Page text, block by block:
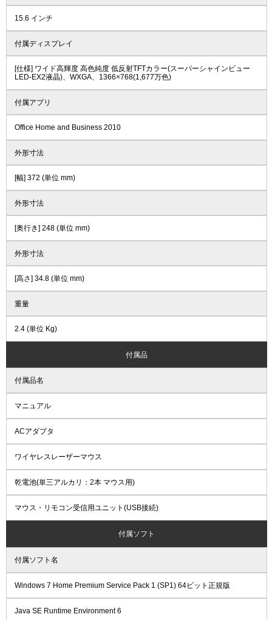
15.6 インチ
付属ディスプレイ
[仕様] ワイド高輝度 高色純度 低反射TFTカラー(スーパーシャインビュー
LED-EX2液晶)、WXGA、1366×768(1,677万色)
付属アプリ
Office Home and Business 2010
外形寸法
[幅] 372 (単位 mm)
外形寸法
[奥行き] 248 (単位 mm)
外形寸法
[高さ] 34.8 (単位 mm)
重量
2.4 (単位 Kg)
付属品
付属品名
マニュアル
ACアダプタ
ワイヤレスレーザーマウス
乾電池(単三アルカリ：2本 マウス用)
マウス・リモコン受信用ユニット(USB接続)
付属ソフト
付属ソフト名
Windows 7 Home Premium Service Pack 1 (SP1) 64ビット正規版
Java SE Runtime Environment 6